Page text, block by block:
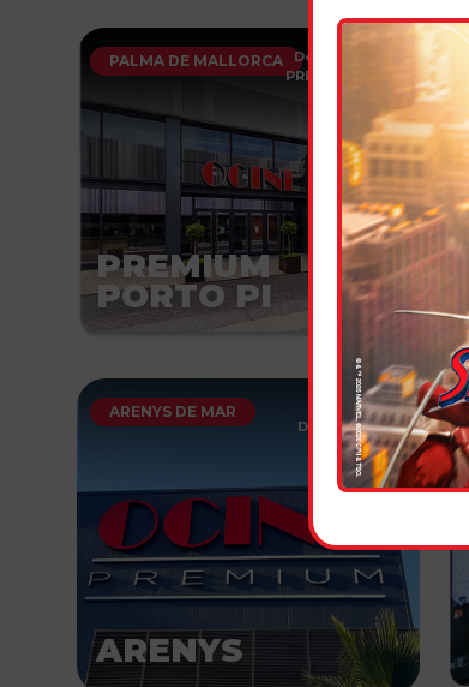
PALMA DE MALLORCA Dolby ATMOS
PREMIUM
PREMIUM
PORTO PI
ARENYS DE MAR PREMIUM·
Dolby ATMOS
ARENYS